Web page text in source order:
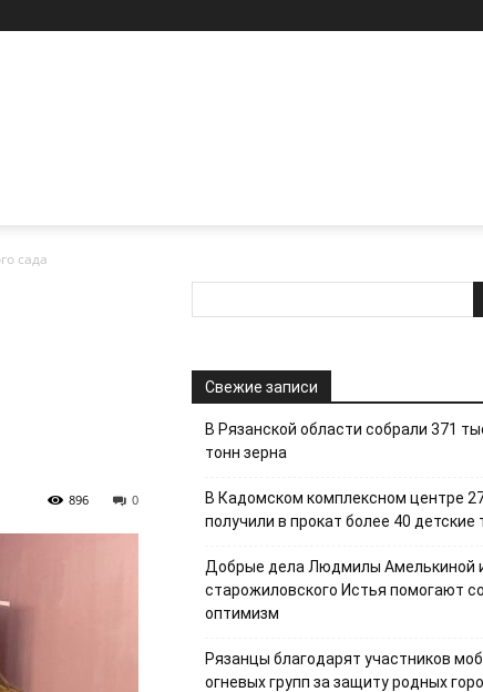
сада
0
896
Свежие записи
В Рязанской области собрали 371
тонн зерна
В Кадомском комплексном центре
получили в прокат более 40 детские
Добрые дела Людмилы Амелькиной
старожиловского Истья помогают
оптимизм
Рязанцы благодарят участников
огневых групп за защиту родных